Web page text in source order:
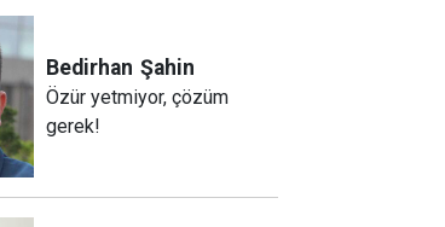
Bedirhan Şahin
Özür yetmiyor, çözüm
gerek!